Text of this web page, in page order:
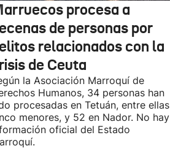
procesa a
de personas por
relacionados con la
de Ceuta
la Asociación Marroquí de
Humanos, 34 personas han
procesadas en Tetuán, entre ellas
menores, y 52 en Nador. No hay
oficial del Estado